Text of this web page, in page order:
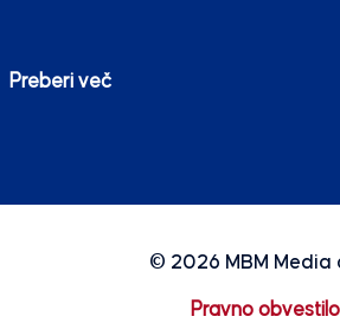
Preberi več
© 2026 MBM Media
Pravno obvestilo